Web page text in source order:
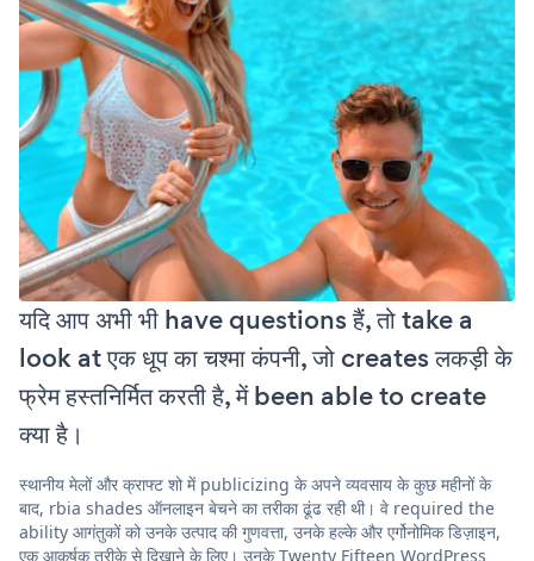
यदि आप अभी भी have questions हैं, तो take a
look at एक धूप का चश्मा कंपनी, जो creates लकड़ी के
फ्रेम हस्तनिर्मित करती है, में been able to create
क्या है।
स्थानीय मेलों और क्राफ्ट शो में publicizing के अपने व्यवसाय के कुछ महीनों के
बाद, rbia shades ऑनलाइन बेचने का तरीका ढूंढ रही थी। वे required the
ability आगंतुकों को उनके उत्पाद की गुणवत्ता, उनके हल्के और एर्गोनोमिक डिज़ाइन,
एक आकर्षक तरीके से दिखाने के लिए। उनके Twenty Fifteen WordPress